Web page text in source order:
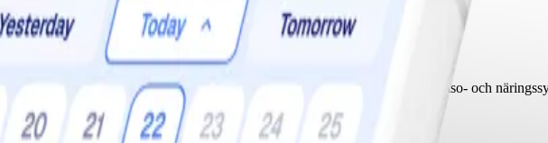
“mjölkdrycker”. Men hur framställs dryckerna och hur bra är dom ur hälso- och